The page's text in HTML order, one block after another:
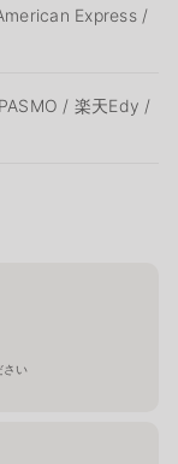
Express /
/ 楽天Edy /
さい